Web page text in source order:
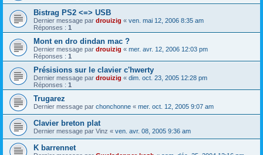
Bistrag PS2 <=> USB
Dernier message par drouizig « ven. mai 12, 2006 8:35 am
Réponses : 1
Mont en dro dindan mac ?
Dernier message par drouizig « mer. avr. 12, 2006 12:03 pm
Réponses : 1
Présisions sur le clavier c'hwerty
Dernier message par drouizig « dim. oct. 23, 2005 12:28 pm
Réponses : 1
Trugarez
Dernier message par chonchonne « mer. oct. 12, 2005 9:07 am
Clavier breton plat
Dernier message par Vinz « ven. avr. 08, 2005 9:36 am
K barrennet